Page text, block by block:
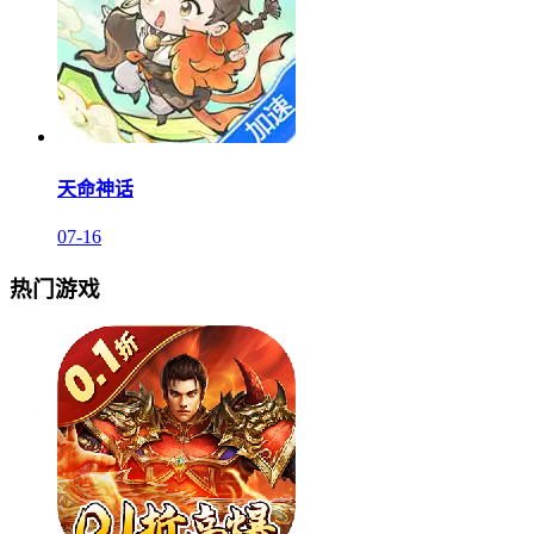
天命神话
07-16
热门游戏